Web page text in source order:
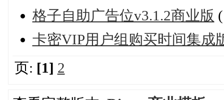
格子自助广告位v3.1.2商业版
卡密VIP用户组购买时间集成
页: [1] 2